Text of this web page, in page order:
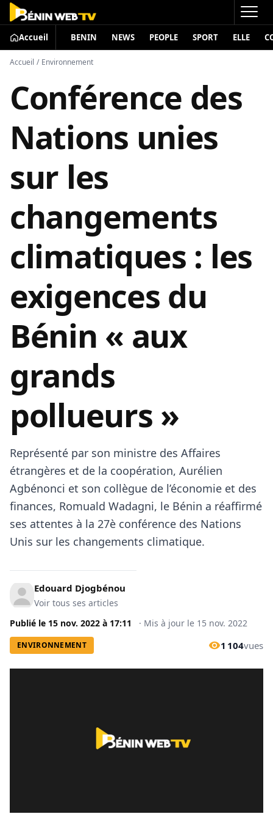
Accueil BENIN NEWS PEOPLE SPORT ELLE
Accueil / Environnement
Conférence des
Nations unies
sur les
changements
climatiques : les
exigences du
Bénin « aux
grands
pollueurs »
Représenté par son ministre des Affaires
étrangères et de la coopération, Aurélien
Agbénonci et son collègue de l’économie et des
finances, Romuald Wadagni, le Bénin a réaffirmé
ses attentes à la 27è conférence des Nations
Unis sur les changements climatique.
Edouard Djogbénou
Voir tous ses articles
Publié le 15 nov. 2022 à 17:11 · Mis à jour le 15 nov. 2022
ENVIRONNEMENT 1 104vues